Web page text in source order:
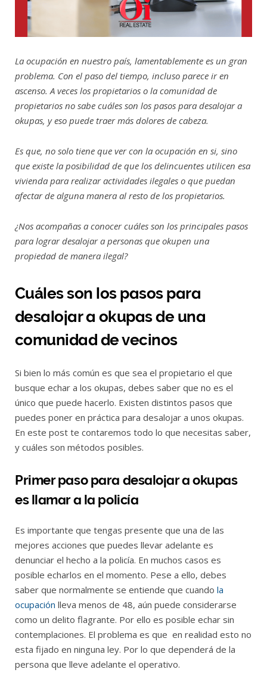
La ocupación en nuestro país, lamentablemente es un gran
problema. Con el paso del tiempo, incluso parece ir en
ascenso. A veces los propietarios o la comunidad de
propietarios no sabe cuáles son los pasos para desalojar a
okupas, y eso puede traer más dolores de cabeza.
Es que, no solo tiene que ver con la ocupación en si, sino
que existe la posibilidad de que los delincuentes utilicen esa
vivienda para realizar actividades ilegales o que puedan
afectar de alguna manera al resto de los propietarios.
¿Nos acompañas a conocer cuáles son los principales pasos
para lograr desalojar a personas que okupen una
propiedad de manera ilegal?
Cuáles son los pasos para
desalojar a okupas de una
comunidad de vecinos
Si bien lo más común es que sea el propietario el que
busque echar a los okupas, debes saber que no es el
único que puede hacerlo. Existen distintos pasos que
puedes poner en práctica para desalojar a unos okupas.
En este post te contaremos todo lo que necesitas saber,
y cuáles son métodos posibles.
Primer paso para desalojar a okupas
es llamar a la policía
Es importante que tengas presente que una de las
mejores acciones que puedes llevar adelante es
denunciar el hecho a la policía. En muchos casos es
posible echarlos en el momento. Pese a ello, debes
saber que normalmente se entiende que cuando la
ocupación lleva menos de 48, aún puede considerarse
como un delito flagrante. Por ello es posible echar sin
contemplaciones. El problema es que en realidad esto no
esta fijado en ninguna ley. Por lo que dependerá de la
persona que lleve adelante el operativo.